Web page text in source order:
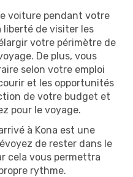
voiture pendant votre
liberté de visiter les
votre périmètre de
De plus, vous
selon votre emploi
et les opportunités
de votre budget et
pour le voyage.
à Kona est une
de rester dans le
cela vous permettra
rythme.